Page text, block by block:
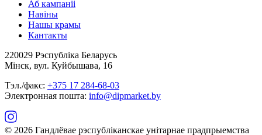
Аб кампаніі
Навіны
Нашы крамы
Кантакты
220029 Рэспубліка Беларусь
Мінск, вул. Куйбышава, 16
Тэл./факс: +375 17 284-68-03
Электронная пошта: info@dipmarket.by
© 2026 Гандлёвае рэспубліканскае унітарнае прадпрыемства